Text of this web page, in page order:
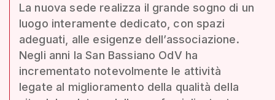
La nuova sede realizza il grande sogno di un
luogo interamente dedicato, con spazi
adeguati, alle esigenze dell’associazione.
Negli anni la San Bassiano OdV ha
incrementato notevolmente le attività
legate al miglioramento della qualità della